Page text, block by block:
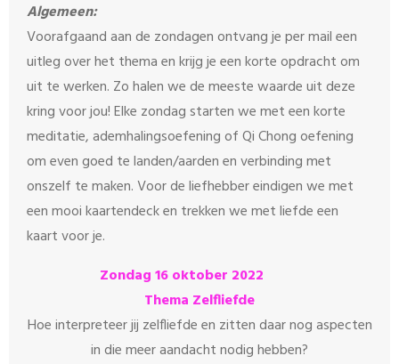
Algemeen:
Voorafgaand aan de zondagen ontvang je per mail een
uitleg over het thema en krijg je een korte opdracht om
uit te werken. Zo halen we de meeste waarde uit deze
kring voor jou! Elke zondag starten we met een korte
meditatie, ademhalingsoefening of Qi Chong oefening
om even goed te landen/aarden en verbinding met
onszelf te maken. Voor de liefhebber eindigen we met
een mooi kaartendeck en trekken we met liefde een
kaart voor je.
Zondag 16 oktober 2022
Thema Zelfliefde
Hoe interpreteer jij zelfliefde en zitten daar nog aspecten
in die meer aandacht nodig hebben?